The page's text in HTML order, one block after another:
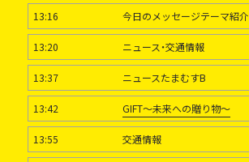
13:16 今日のメッセージテーマ紹介
13:20 ニュース・交通情報
13:37 ニュースたまむすB
13:42 GIFT～未来への贈り物～
13:55 交通情報